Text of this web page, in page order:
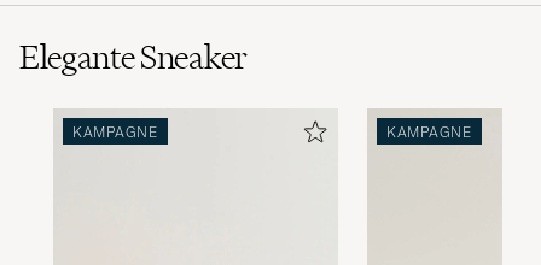
Elegante Sneaker
KAMPAGNE KAMPAGNE